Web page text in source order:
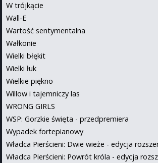
W trójkącie
Wall-E
Wartość sentymentalna
Wałkonie
Wielki błękit
Wielki łuk
Wielkie piękno
Willow i tajemniczy las
WRONG GIRLS
WSP: Gorzkie święta - przedpremiera
Wypadek fortepianowy
Władca Pierścieni: Dwie wieże - edycja
Władca Pierścieni: Powrót króla - edycja